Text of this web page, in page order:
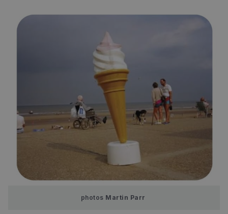
photos Martin Parr
CookieScriptConsent
.spotify.com
Politique de confidentialité de